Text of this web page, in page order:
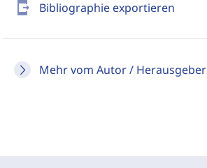
send_to_mobile Bibliographie exportieren
Mehr vom Autor / Herausgeber